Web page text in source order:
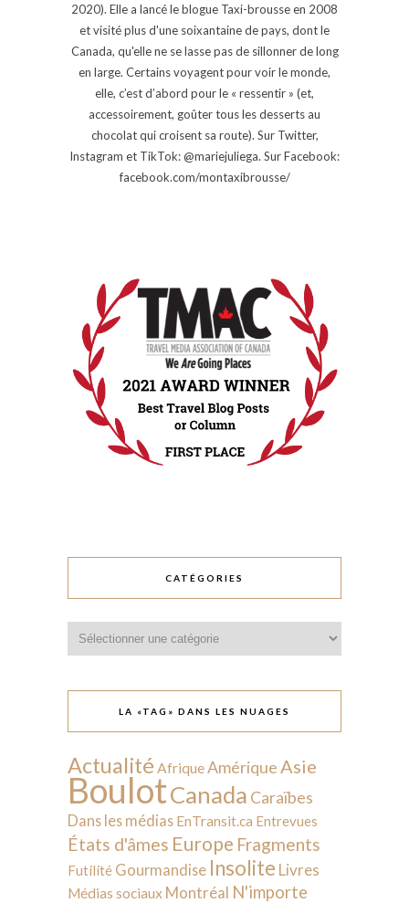
2020). Elle a lancé le blogue Taxi-brousse en 2008
et visité plus d'une soixantaine de pays, dont le
Canada, qu'elle ne se lasse pas de sillonner de long
en large. Certains voyagent pour voir le monde,
elle, c’est d’abord pour le « ressentir » (et,
accessoirement, goûter tous les desserts au
chocolat qui croisent sa route). Sur Twitter,
Instagram et TikTok: @mariejuliega. Sur Facebook:
facebook.com/montaxibrousse/
CATÉGORIES
LA «TAG» DANS LES NUAGES
Actualité AfriqueAmérique Asie
BoulotCanada Caraïbes
Dans les médias EnTransit.ca Entrevues
États d'âmes Europe Fragments
Futilité Gourmandise Insolite Livres
Médias sociaux Montréal N'importe